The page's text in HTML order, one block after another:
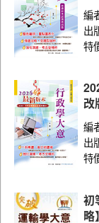
編
出
特
改
編
出
特
初
略